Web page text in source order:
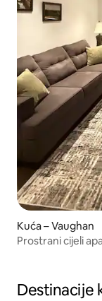
Kuća – Vaughan
Prostrani cijeli
Destinacije